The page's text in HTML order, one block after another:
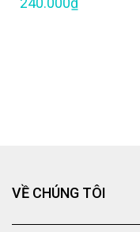
VỀ CHÚNG TÔI